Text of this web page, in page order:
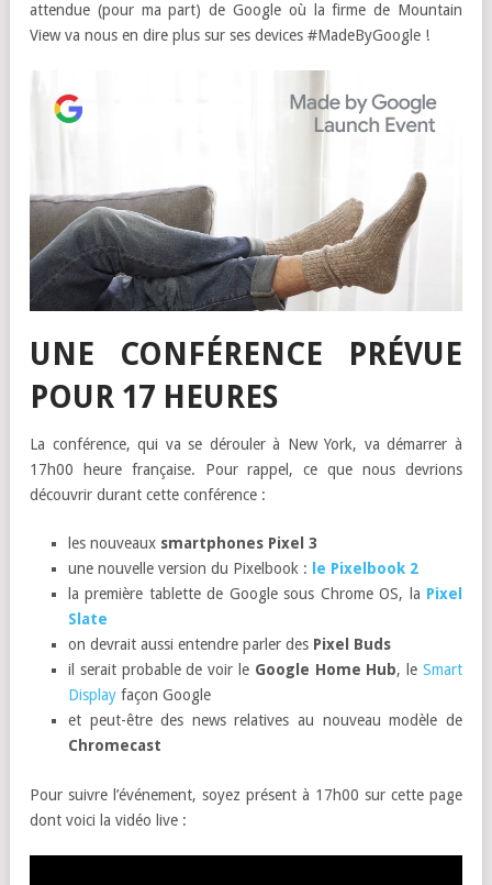
attendue (pour ma part) de Google où la firme de Mountain
View va nous en dire plus sur ses devices #MadeByGoogle !
UNE CONFÉRENCE PRÉVUE
POUR 17 HEURES
La conférence, qui va se dérouler à New York, va démarrer à
17h00 heure française. Pour rappel, ce que nous devrions
découvrir durant cette conférence :
les nouveaux smartphones Pixel 3
une nouvelle version du Pixelbook :
le Pixelbook 2
la première tablette de Google sous Chrome OS, la Pixel
Slate
on devrait aussi entendre parler des Pixel Buds
il serait probable de voir le Google Home Hub, le Smart
Display façon Google
et peut-être des news relatives au nouveau modèle de
Chromecast
Pour suivre l’événement, soyez présent à 17h00 sur cette page
dont voici la vidéo live :